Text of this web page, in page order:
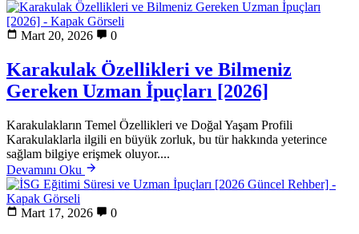
Mart 20, 2026 0
Karakulak Özellikleri ve Bilmeniz
Gereken Uzman İpuçları [2026]
Karakulakların Temel Özellikleri ve Doğal Yaşam Profili
Karakulaklarla ilgili en büyük zorluk, bu tür hakkında yeterince
sağlam bilgiye erişmek oluyor....
Devamını Oku
Mart 17, 2026 0